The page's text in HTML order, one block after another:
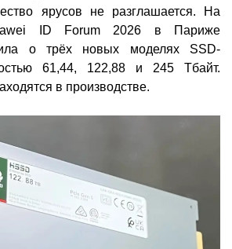
ярусов не разглашается. На
ID Forum 2026 в Париже
о трёх новых моделях SSD-
61,44, 122,88 и 245 Тбайт.
в производстве.